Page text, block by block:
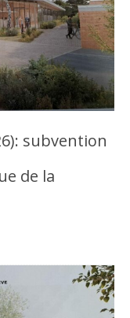
subvention
de la